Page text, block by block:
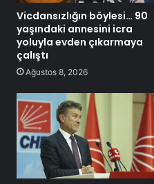
Vicdansızlığın böylesi… 90
yaşındaki annesini icra
yoluyla evden çıkarmaya
çalıştı
Ağustos 8, 2026